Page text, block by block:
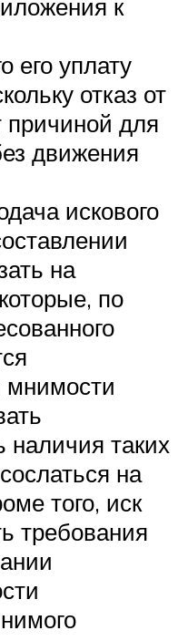
к
его уплату
отказ от
причиной для
движения
искового
на
по
мнимости
наличия таких
на
того, иск
требования